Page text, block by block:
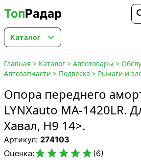
ТопРадар
Каталог 
Главная > Каталог > Автотовары >
Автозапчасти > Подвеска > Рычаги и
Опора переднего
LYNXauto MA-1420LR.
Хавал, H9 14>.
Артикул: 274103
Оценка:(6)